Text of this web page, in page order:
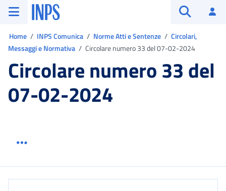
Vai al menu principale
Vai al contenuto principale
Vai al pie' di pagina
INPS ()
Home INPS Comunica Norme Atti e Sentenze
Circolari,
Messaggi e Normativa
Circolare numero 33 del 07-02-2024
Circolare numero 33 del
07-02-2024